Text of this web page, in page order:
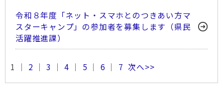
令和８年度「ネット・スマホとのつきあい方マ
スターキャンプ」の参加者を募集します（県民
活躍推進課）
1 ｜ 2 ｜3 ｜4 ｜ 5 ｜ 6 ｜ 7 次へ>>